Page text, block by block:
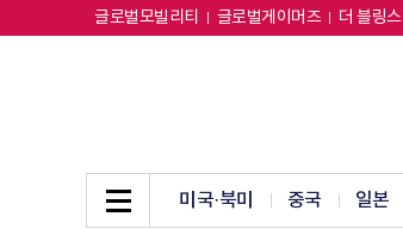
글로벌모빌리티 글로벌게이머즈 더 블링스
미국·북미 중국 일본